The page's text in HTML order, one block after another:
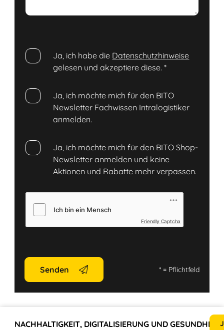
Ja, ich habe die Datenschutzhinweise
gelesen und akzeptiere diese.*
Ja, ich möchte mich für den BITO
Newsletter Fachwissen Intralogistiker
anmelden.
Ja, ich möchte mich für den BITO Shop-
Newsletter anmelden und keine
Aktionen und Rabatte mehr verpassen.
Friendly Captcha
Senden *= Pflichtfeld
NACHHALTIGKEIT, DIGITALISIERUNG UND GESUNDHEIT